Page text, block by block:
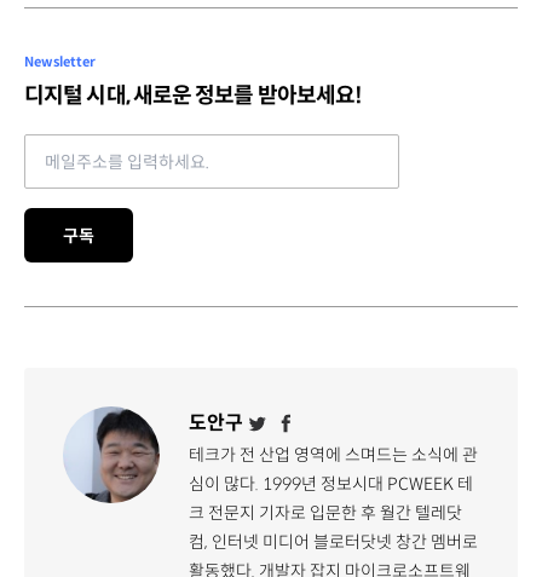
Newsletter
디지털 시대, 새로운 정보를 받아보세요!
구독
도안구
테크가 전 산업 영역에 스며드는 소식에 관
심이 많다. 1999년 정보시대 PCWEEK 테
크 전문지 기자로 입문한 후 월간 텔레닷
컴, 인터넷 미디어 블로터닷넷 창간 멤버로
활동했다. 개발자 잡지 마이크로소프트웨